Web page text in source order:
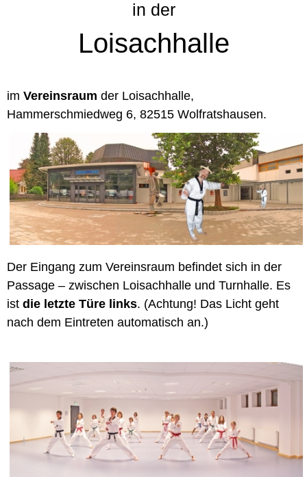
in der
Loisachhalle
im Vereinsraum der Loisachhalle,
Hammerschmiedweg 6, 82515 Wolfratshausen.
Der Eingang zum Vereinsraum befindet sich in der
Passage – zwischen Loisachhalle und Turnhalle. Es
ist die letzte Türe links. (Achtung! Das Licht geht
nach dem Eintreten automatisch an.)